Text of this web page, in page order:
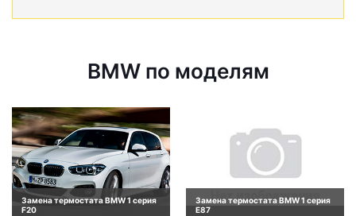
BMW по моделям
Замена термостата BMW 1 серия
F20
Замена термостата BMW 1 серия
E87